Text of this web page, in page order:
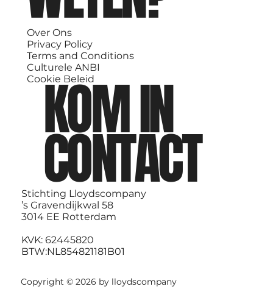
Over Ons
Privacy Policy
Terms and Conditions
Culturele ANBI
Cookie Beleid
KOM IN
CONTACT
Stichting Lloydscompany
’s Gravendijkwal 58
3014 EE Rotterdam
KVK: 62445820
BTW:NL854821181B01
Copyright © 2026 by lloydscompany